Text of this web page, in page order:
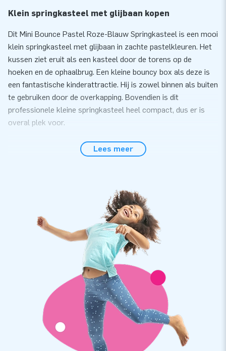
Klein springkasteel met glijbaan kopen
Dit Mini Bounce Pastel Roze-Blauw Springkasteel is een mooi
klein springkasteel met glijbaan in zachte pastelkleuren. Het
kussen ziet eruit als een kasteel door de torens op de
hoeken en de ophaalbrug. Een kleine bouncy box als deze is
een fantastische kinderattractie. Hij is zowel binnen als buiten
te gebruiken door de overkapping. Bovendien is dit
professionele kleine springkasteel heel compact, dus er is
overal plek voor.
Compleet geleverd klein bouncy box springkasteel
gemakkelijk en snel neer te zetten. Ideaal toch? Of je dit
professionele bouncy box springkasteel nou gaat verhuren of
zelf gaat gebruiken: je hebt hoe dan ook plezier van je
inflatable!
JB Inflatables biedt de allerbeste kwaliteit en
Bij JB Inflatables werken we alleen met de beste mensen en
materialen. Ons professionele team van medewerkers doet
er alles aan om voor jou het perfecte product te maken en
om jou de allerbeste service te bieden. Bovendien krijg je bij
al onze inflatables garantie op materiaal en afwerking. Mocht
er eventueel iets stukgaan, dan zorgen wij ervoor dat jouw
Lees meer